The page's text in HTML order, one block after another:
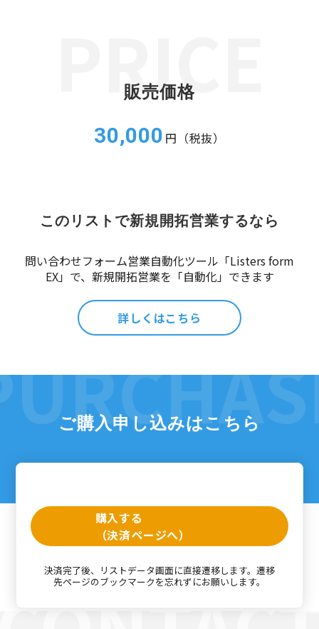
販売価格
30,000 円（税抜）
このリストで新規開拓営業するなら
問い合わせフォーム営業自動化ツール「Listers form
EX」で、新規開拓営業を「自動化」できます
詳しくはこちら
ご購入申し込みはこちら
購入する
（決済ページへ）
決済完了後、リストデータ画面に直接遷移します。遷移
先ページのブックマークを忘れずにお願いします。